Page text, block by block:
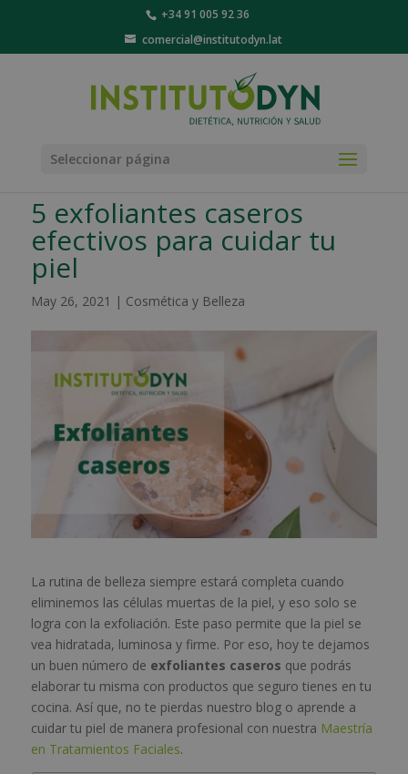
+34 91 005 92 36
comercial@institutodyn.lat
Seleccionar página
5 exfoliantes caseros
efectivos para cuidar tu
piel
May 26, 2021 | Cosmética y Belleza
La rutina de belleza siempre estará completa cuando
eliminemos las células muertas de la piel, y eso solo se
logra con la exfoliación. Este paso permite que la piel se
vea hidratada, luminosa y firme. Por eso, hoy te dejamos
un buen número de exfoliantes caseros que podrás
elaborar tu misma con productos que seguro tienes en tu
cocina. Así que, no te pierdas nuestro blog o aprende a
cuidar tu piel de manera profesional con nuestra Maestría
en Tratamientos Faciales.